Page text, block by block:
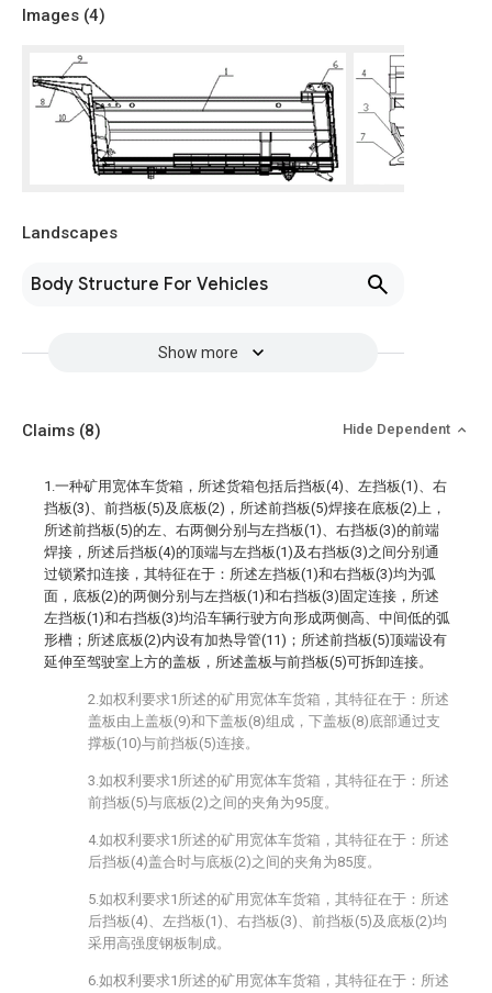
Images (4)
Landscapes
Body Structure For Vehicles
Show more
Claims (8) Hide Dependent
1.一种矿用宽体车货箱，所述货箱包括后挡板(4)、左挡板(1)、右
挡板(3)、前挡板(5)及底板(2)，所述前挡板(5)焊接在底板(2)上，
所述前挡板(5)的左、右两侧分别与左挡板(1)、右挡板(3)的前端
焊接，所述后挡板(4)的顶端与左挡板(1)及右挡板(3)之间分别通
过锁紧扣连接，其特征在于：所述左挡板(1)和右挡板(3)均为弧
面，底板(2)的两侧分别与左挡板(1)和右挡板(3)固定连接，所述
左挡板(1)和右挡板(3)均沿车辆行驶方向形成两侧高、中间低的弧
形槽；所述底板(2)内设有加热导管(11)；所述前挡板(5)顶端设有
延伸至驾驶室上方的盖板，所述盖板与前挡板(5)可拆卸连接。
2.如权利要求1所述的矿用宽体车货箱，其特征在于：所述
盖板由上盖板(9)和下盖板(8)组成，下盖板(8)底部通过支
撑板(10)与前挡板(5)连接。
3.如权利要求1所述的矿用宽体车货箱，其特征在于：所述
前挡板(5)与底板(2)之间的夹角为95度。
4.如权利要求1所述的矿用宽体车货箱，其特征在于：所述
后挡板(4)盖合时与底板(2)之间的夹角为85度。
5.如权利要求1所述的矿用宽体车货箱，其特征在于：所述
后挡板(4)、左挡板(1)、右挡板(3)、前挡板(5)及底板(2)均
采用高强度钢板制成。
6.如权利要求1所述的矿用宽体车货箱，其特征在于：所述